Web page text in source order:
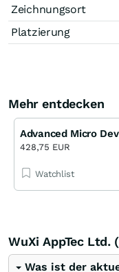
Zeichnungsort
Platzierung
Mehr entdecken
Advanced Micro
428,75 EUR
Watchlist
WuXi AppTec Ltd.
Was ist der